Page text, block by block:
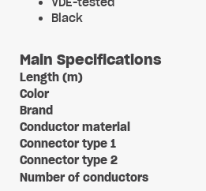
Black
Main Specifications
Length (m)
Color
Brand
Conductor material
Connector type 1
Connector type 2
Number of conductors